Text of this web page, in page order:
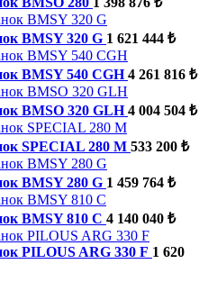
BMSY 320 G 1 621 444 ₺
BMSY 540 CGH 4 261 816 ₺
BMSO 320 GLH 4 004 504 ₺
SPECIAL 280 M 533 200 ₺
BMSY 280 G 1 459 764 ₺
BMSY 810 C 4 140 040 ₺
PILOUS ARG 330 F 1 620